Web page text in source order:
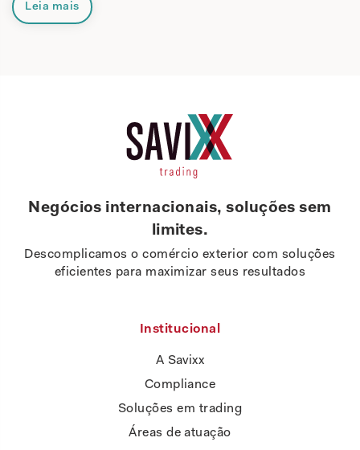
Leia mais
Negócios internacionais, soluções sem
limites.
Descomplicamos o comércio exterior com soluções
eficientes para maximizar seus resultados
Institucional
A Savixx
Compliance
Soluções em trading
Áreas de atuação